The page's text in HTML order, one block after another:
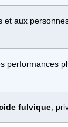
et aux
performances
fulvique ,